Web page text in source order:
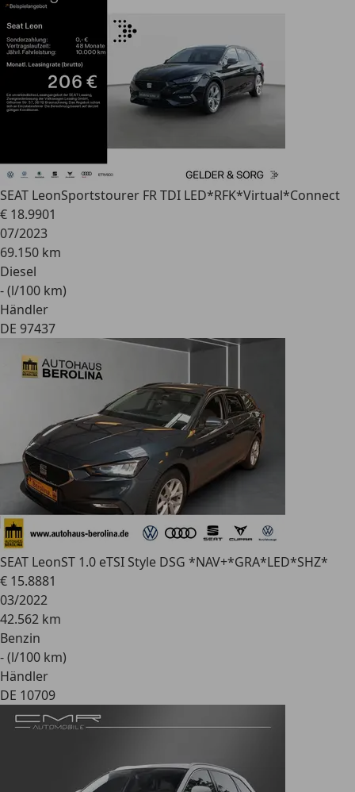
SEAT LeonSportstourer FR TDI LED*RFK*Virtual*Connect
€ 18.9901
07/2023
69.150 km
Diesel
- (l/100 km)
Händler
DE 97437
SEAT LeonST 1.0 eTSI Style DSG *NAV+*GRA*LED*SHZ*
€ 15.8881
03/2022
42.562 km
Benzin
- (l/100 km)
Händler
DE 10709